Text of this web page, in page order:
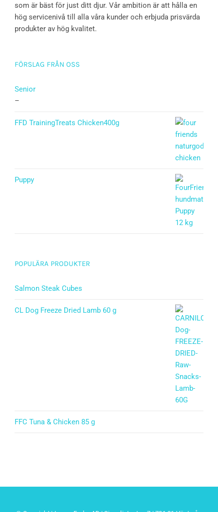
som är bäst för just ditt djur. Vår ambition är att hålla en
hög servicenivå till alla våra kunder och erbjuda prisvärda
produkter av hög kvalitet.
FÖRSLAG FRÅN OSS
Senior
–
FFD TrainingTreats Chicken400g
Puppy
POPULÄRA PRODUKTER
Salmon Steak Cubes
CL Dog Freeze Dried Lamb 60 g
FFC Tuna & Chicken 85 g